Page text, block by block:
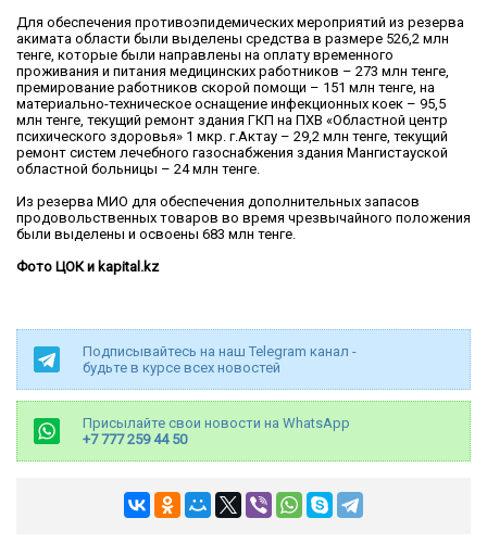
Для обеспечения противоэпидемических мероприятий из резерва
акимата области были выделены средства в размере 526,2 млн
тенге, которые были направлены на оплату временного
проживания и питания медицинских работников – 273 млн тенге,
премирование работников скорой помощи – 151 млн тенге, на
материально-техническое оснащение инфекционных коек – 95,5
млн тенге, текущий ремонт здания ГКП на ПХВ «Областной центр
психического здоровья» 1 мкр. г.Актау – 29,2 млн тенге, текущий
ремонт систем лечебного газоснабжения здания Мангистауской
областной больницы – 24 млн тенге.
Из резерва МИО для обеспечения дополнительных запасов
продовольственных товаров во время чрезвычайного положения
были выделены и освоены 683 млн тенге.
Фото ЦОК и kapital.kz
Подписывайтесь на наш Telegram канал -
будьте в курсе всех новостей
Присылайте свои новости на WhatsApp
+7 777 259 44 50